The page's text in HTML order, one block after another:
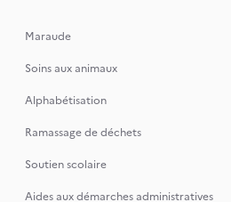
Maraude
Soins aux animaux
Alphabétisation
Ramassage de déchets
Soutien scolaire
Aides aux démarches administratives